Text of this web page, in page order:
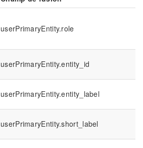
userPrimaryEntity.role
userPrimaryEntity.entity_id
userPrimaryEntity.entity_label
userPrimaryEntity.short_label